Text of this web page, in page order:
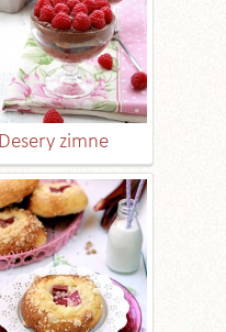
Desery zimne